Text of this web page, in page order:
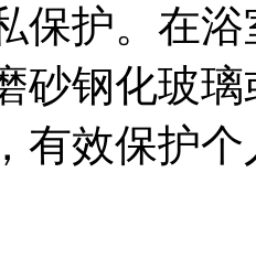
保护。在
砂钢化玻
有效保护